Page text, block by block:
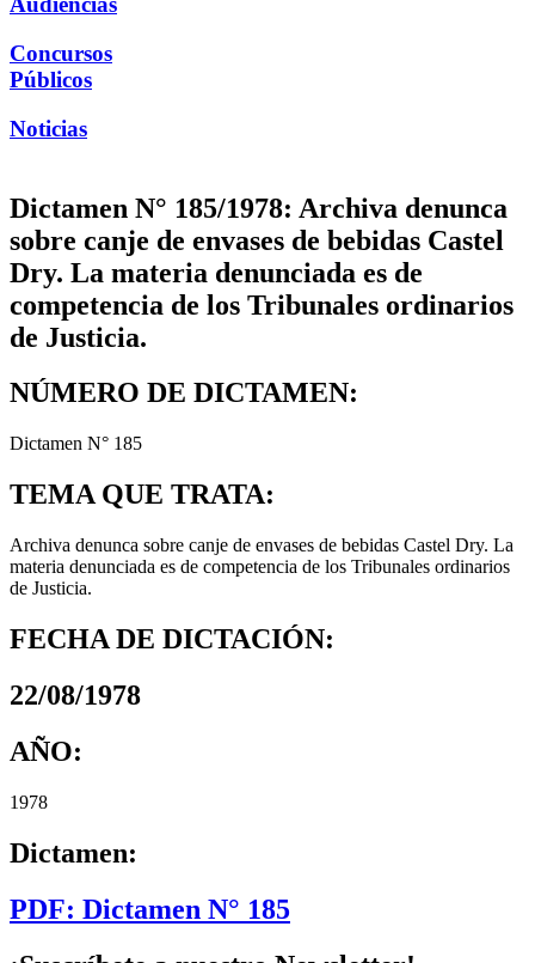
Concursos
Públicos
Noticias
Dictamen N° 185/1978: Archiva denunca
sobre canje de envases de bebidas Castel
Dry. La materia denunciada es de
competencia de los Tribunales ordinarios
de Justicia.
NÚMERO DE DICTAMEN:
Dictamen N° 185
TEMA QUE TRATA:
Archiva denunca sobre canje de envases de bebidas Castel Dry. La
materia denunciada es de competencia de los Tribunales ordinarios
de Justicia.
FECHA DE DICTACIÓN:
22/08/1978
AÑO:
1978
Dictamen:
PDF: Dictamen N° 185